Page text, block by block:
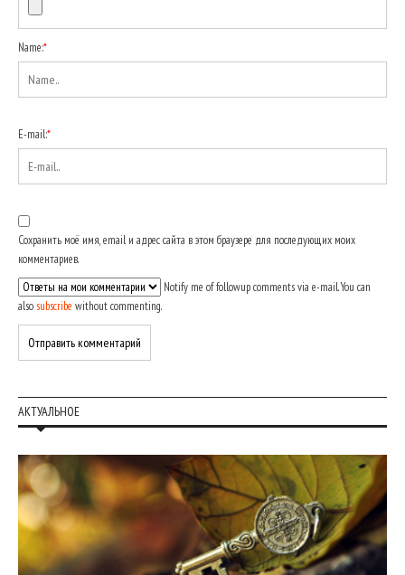
Name:*
E-mail:*
Сохранить моё имя, email и адрес сайта в этом браузере для последующих моих
комментариев.
Notify me of followup comments via e-mail. You can
also subscribe without commenting.
АКТУАЛЬНОЕ